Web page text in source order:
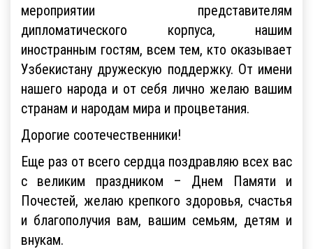
мероприятии представителям
дипломатического корпуса, нашим
иностранным гостям, всем тем, кто оказывает
Узбекистану дружескую поддержку. От имени
нашего народа и от себя лично желаю вашим
странам и народам мира и процветания.
Дорогие соотечественники!
Еще раз от всего сердца поздравляю всех вас
с великим праздником – Днем Памяти и
Почестей, желаю крепкого здоровья, счастья
и благополучия вам, вашим семьям, детям и
внукам.